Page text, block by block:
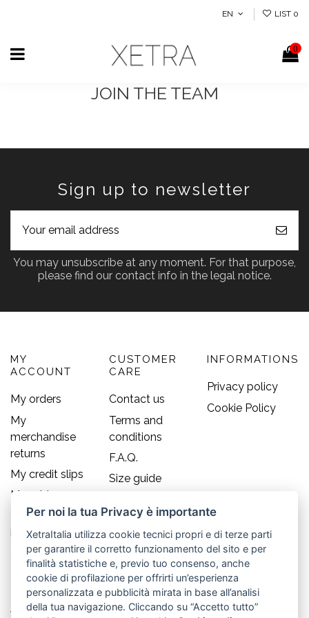
EN LIST 0
0
JOIN THE TEAM
Sign up to newsletter
You may unsubscribe at any moment. For that purpose,
please find our contact info in the legal notice.
MY
ACCOUNT
My orders
My
merchandise
returns
My credit slips
My addresses
My personal
info
CUSTOMER
CARE
Contact us
Terms and
conditions
F.A.Q.
Size guide
INFORMATIONS
Privacy policy
Cookie Policy
Contact us
Old England S.r.l.
Per noi la tua Privacy è importante
XetraItalia utilizza cookie tecnici propri e di terze parti
per garantire il corretto funzionamento del sito e per
finalità statistiche e, previo tuo consenso, anche
cookie di profilazione per offrirti un’esperienza
personalizzata e pubblicità mirata in base all’analisi
della tua navigazione. Cliccando su “Accetto tutto”